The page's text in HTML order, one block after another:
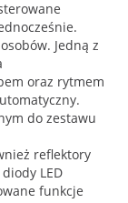
Jedną z
oraz rytmem
do zestawu
reflektory
LED
funkcje